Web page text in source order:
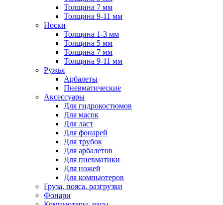
Толщина 7 мм
Толщина 9-11 мм
Носки
Толщина 1-3 мм
Толщина 5 мм
Толщина 7 мм
Толщина 9-11 мм
Ружья
Арбалеты
Пневматические
Аксессуары
Для гидрокостюмов
Для масок
Для ласт
Для фонарей
Для трубок
Для арбалетов
Для пневматики
Для ножей
Для компьютеров
Груза, пояса, разгрузки
Фонари